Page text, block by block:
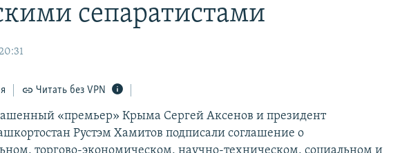
сепаратистами
Читать без VPN
«премьер» Крыма Сергей Аксенов и президент
Рустэм Хамитов подписали соглашение о